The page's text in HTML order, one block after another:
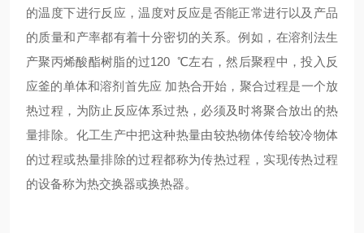
的温度下进行反应，温度对反应是否能正常进行以及产品
的质量和产率都有着十分密切的关系。例如，在溶剂法生
产聚丙烯酸酯树脂的过120 ℃左右，然后聚程中，投入反
应釜的单体和溶剂首先应 加热合开始，聚合过程是一个放
热过程，为防止反应体系过热，必须及时将聚合放出的热
量排除。化工生产中把这种热量由较热物体传给较冷物体
的过程或热量排除的过程都称为传热过程，实现传热过程
的设备称为热交换器或换热器。